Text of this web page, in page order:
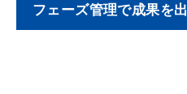
フェーズ管理で成果を